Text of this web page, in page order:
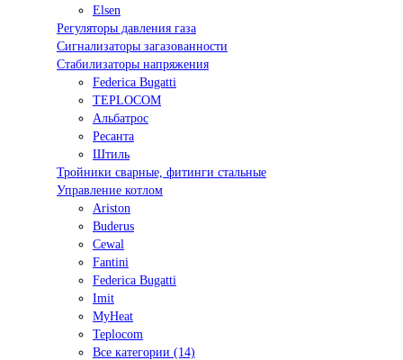
Elsen
Регуляторы давления газа
Сигнализаторы загазованности
Стабилизаторы напряжения
Federica Bugatti
TEPLOCOM
Альбатрос
Ресанта
Штиль
Тройники сварные, фитинги стальные
Управление котлом
Ariston
Buderus
Cewal
Fantini
Federica Bugatti
Imit
MyHeat
Teplocom
Все категории (14)